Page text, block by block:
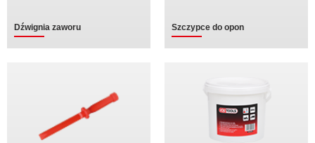
Dźwignia zaworu Szczypce do opon